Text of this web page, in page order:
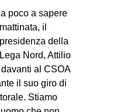
bsky
ms
SEARCH
poco a sapere
il
della
Nord, Attilio
al CSOA
il suo giro di
Stiamo